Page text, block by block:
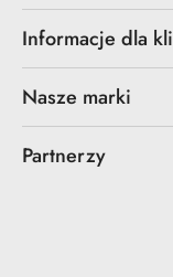
Informacje dla
Nasze marki
Partnerzy